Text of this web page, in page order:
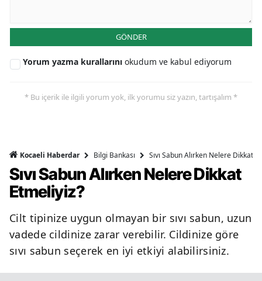
GÖNDER
Yorum yazma kurallarını okudum ve kabul ediyorum
* Bu içerik ile ilgili yorum yok, ilk yorumu siz yazın, tartışalım *
Kocaeli Haberdar Bilgi Bankası Sıvı Sabun Alırken Nelere Dikkat
Sıvı Sabun Alırken Nelere Dikkat
Etmeliyiz?
Cilt tipinize uygun olmayan bir sıvı sabun, uzun
vadede cildinize zarar verebilir. Cildinize göre
sıvı sabun seçerek en iyi etkiyi alabilirsiniz.